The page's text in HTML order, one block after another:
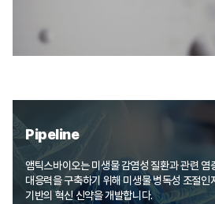
Pipeline
앰틱스바이오는 미생물 감염성 질환과 관련 염
대응력을 구축하기 위해 미생물 병독성 조절인
기반의 혁신 신약을 개발합니다.